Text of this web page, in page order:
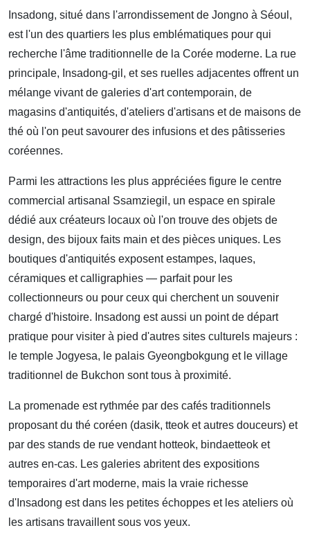
Insadong, situé dans l'arrondissement de Jongno à Séoul,
est l'un des quartiers les plus emblématiques pour qui
recherche l'âme traditionnelle de la Corée moderne. La rue
principale, Insadong-gil, et ses ruelles adjacentes offrent un
mélange vivant de galeries d'art contemporain, de
magasins d'antiquités, d'ateliers d'artisans et de maisons de
thé où l'on peut savourer des infusions et des pâtisseries
coréennes.
Parmi les attractions les plus appréciées figure le centre
commercial artisanal Ssamziegil, un espace en spirale
dédié aux créateurs locaux où l'on trouve des objets de
design, des bijoux faits main et des pièces uniques. Les
boutiques d'antiquités exposent estampes, laques,
céramiques et calligraphies — parfait pour les
collectionneurs ou pour ceux qui cherchent un souvenir
chargé d'histoire. Insadong est aussi un point de départ
pratique pour visiter à pied d'autres sites culturels majeurs :
le temple Jogyesa, le palais Gyeongbokgung et le village
traditionnel de Bukchon sont tous à proximité.
La promenade est rythmée par des cafés traditionnels
proposant du thé coréen (dasik, tteok et autres douceurs) et
par des stands de rue vendant hotteok, bindaetteok et
autres en-cas. Les galeries abritent des expositions
temporaires d'art moderne, mais la vraie richesse
d'Insadong est dans les petites échoppes et les ateliers où
les artisans travaillent sous vos yeux.